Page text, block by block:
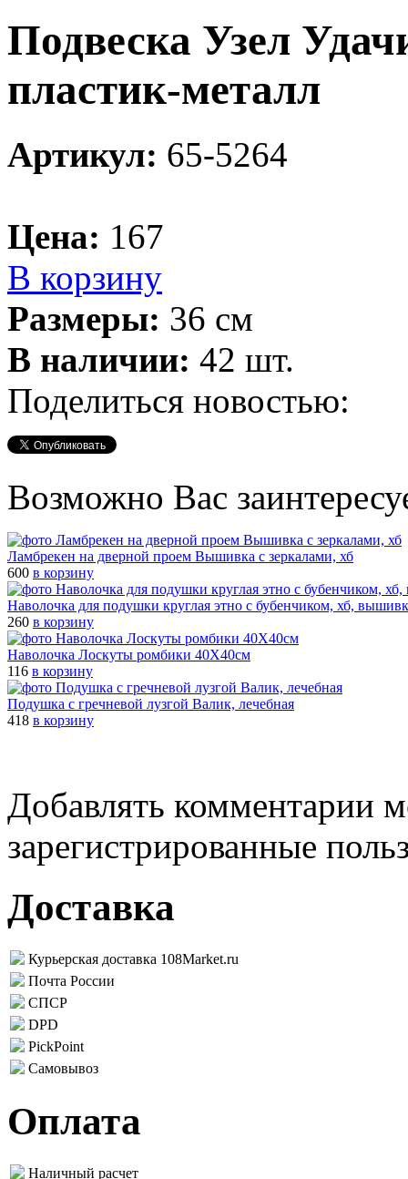
Подвеска Узел
пластик-металл
Артикул: 65-5264
Цена: 167
В корзину
Размеры: 36 см
В наличии: 42 шт.
Поделиться новостью:
Возможно Вас
Ламбрекен на дверной проем Вышивка с зеркалами, хб
600 в корзину
Наволочка для подушки круглая этно с бубенчиком, хб,
260 в корзину
Наволочка Лоскуты ромбики 40Х40см
116 в корзину
Подушка с гречневой лузгой Валик, лечебная
418 в корзину
Добавлять комментарии
зарегистрированные
Доставка
Курьерская доставка 108Market.ru
Почта России
СПСР
DPD
PickPoint
Самовывоз
Оплата
Наличный расчет